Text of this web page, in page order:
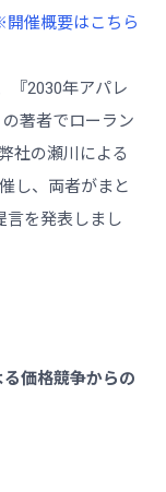
催概要はこちら
『2030年アパレ
著者でローラン
社の瀬川による
し、両者がまと
言を発表しまし
価格競争からの